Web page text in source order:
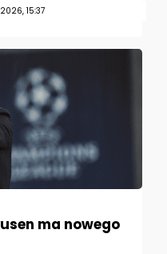
15:37
ma nowego